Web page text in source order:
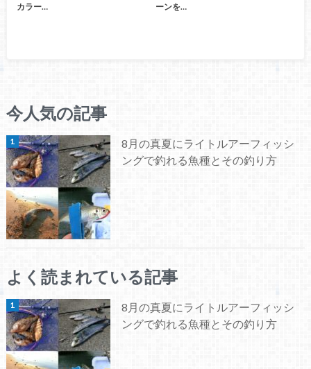
カラー…
ーンを…
今人気の記事
8月の真夏にライトルアーフィッシ
ングで釣れる魚種とその釣り方
よく読まれている記事
8月の真夏にライトルアーフィッシ
ングで釣れる魚種とその釣り方